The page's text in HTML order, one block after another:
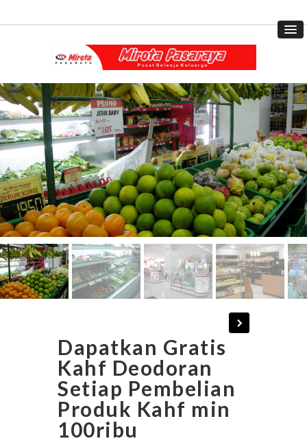
Dapatkan Gratis
Kahf Deodoran
Setiap Pembelian
Produk Kahf min
100ribu